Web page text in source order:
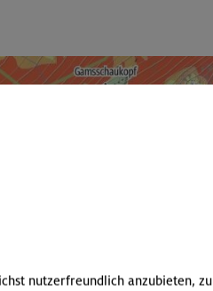
nutzerfreundlich anzubieten, zu